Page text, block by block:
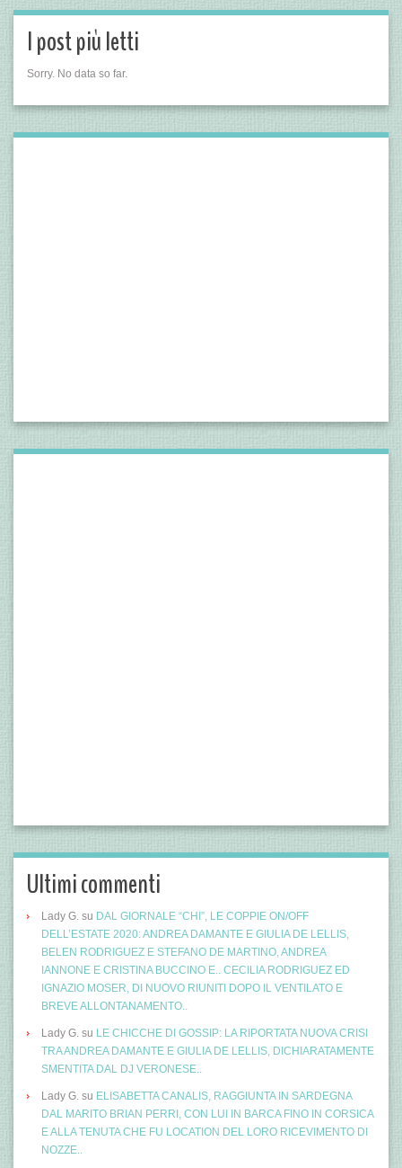
I post più letti
Sorry. No data so far.
Ultimi commenti
Lady G. su DAL GIORNALE “CHI”, LE COPPIE ON/OFF
DELL’ESTATE 2020: ANDREA DAMANTE E GIULIA DE LELLIS,
BELEN RODRIGUEZ E STEFANO DE MARTINO, ANDREA
IANNONE E CRISTINA BUCCINO E.. CECILIA RODRIGUEZ ED
IGNAZIO MOSER, DI NUOVO RIUNITI DOPO IL VENTILATO E
BREVE ALLONTANAMENTO..
Lady G. su LE CHICCHE DI GOSSIP: LA RIPORTATA NUOVA CRISI
TRA ANDREA DAMANTE E GIULIA DE LELLIS, DICHIARATAMENTE
SMENTITA DAL DJ VERONESE..
Lady G. su ELISABETTA CANALIS, RAGGIUNTA IN SARDEGNA
DAL MARITO BRIAN PERRI, CON LUI IN BARCA FINO IN CORSICA
E ALLA TENUTA CHE FU LOCATION DEL LORO RICEVIMENTO DI
NOZZE..